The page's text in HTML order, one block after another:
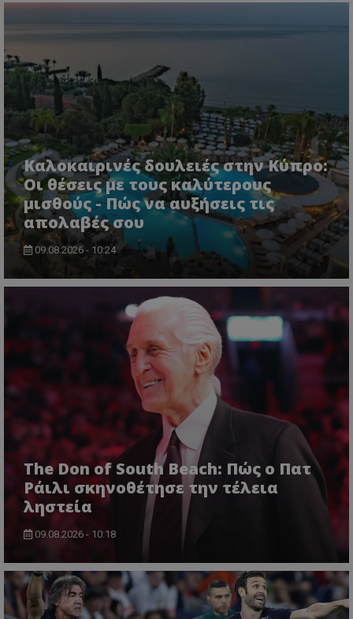
Καλοκαιρινές δουλειές στην Κύπρο:
Οι θέσεις με τους καλύτερους
μισθούς - Πώς να αυξήσεις τις
απολαβές σου
09.08.2026 - 10:24
The Don of South Beach: Πώς ο Πατ
Ράιλι σκηνοθέτησε την τέλεια
ληστεία
09.08.2026 - 10:18